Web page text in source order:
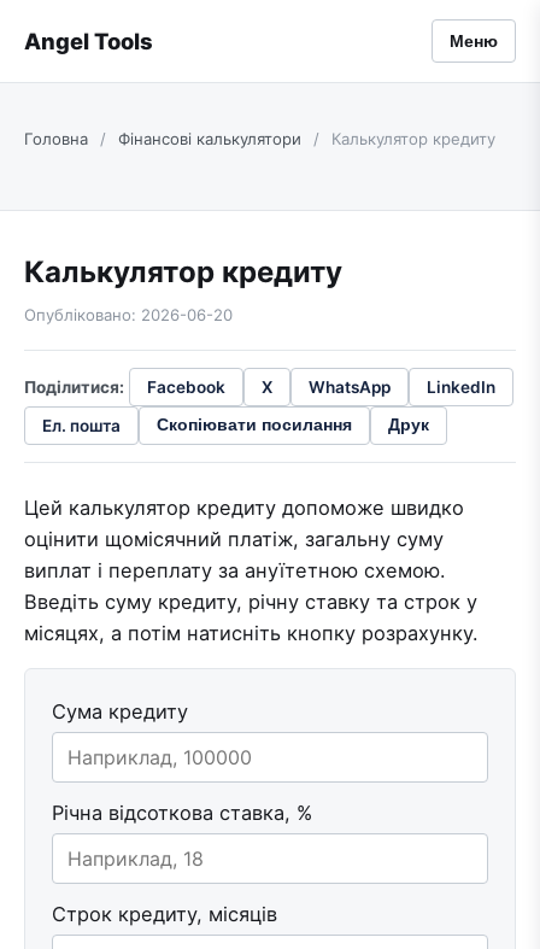
Angel Tools Меню
Головна / Фінансові калькулятори / Калькулятор кредиту
Калькулятор кредиту
Опубліковано: 2026-06-20
Поділитися: Facebook X WhatsApp
LinkedIn
Ел. пошта
Скопіювати посилання Друк
Цей калькулятор кредиту допоможе швидко
оцінити щомісячний платіж, загальну суму
виплат і переплату за ануїтетною схемою.
Введіть суму кредиту, річну ставку та строк у
місяцях, а потім натисніть кнопку розрахунку.
Сума кредиту
Річна відсоткова ставка, %
Строк кредиту, місяців